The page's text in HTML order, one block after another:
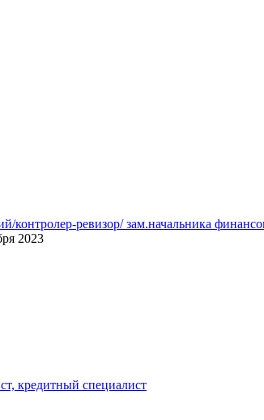
ревизор/ зам.начальника
2023
кредитный специалист